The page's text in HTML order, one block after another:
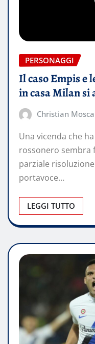
PERSONAGGI
Il caso Empis e
in casa Milan si
Christian Mosca
Una vicenda che
rossonero sembra
parziale
portavoce…
LEGGI TUTTO